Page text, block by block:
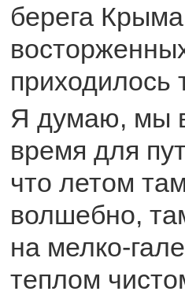
берега
приходилось
Я думаю, мы
время для
что летом
волшебно,
на мелко-
теплом